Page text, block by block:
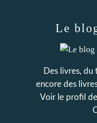
Le
Des livres,
encore des
Voir le profil de